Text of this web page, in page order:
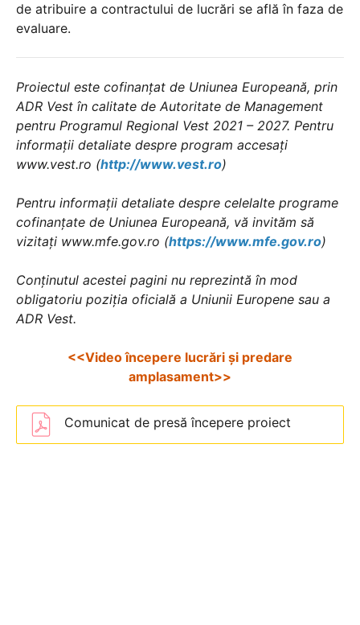
de atribuire a contractului de lucrări se află în faza de
evaluare.
Proiectul este cofinanțat de Uniunea Europeană, prin
ADR Vest în calitate de Autoritate de Management
pentru Programul Regional Vest 2021 – 2027. Pentru
informații detaliate despre program accesați
www.vest.ro (http://www.vest.ro)
Pentru informații detaliate despre celelalte programe
cofinanțate de Uniunea Europeană, vă invităm să
vizitați www.mfe.gov.ro (https://www.mfe.gov.ro)
Conținutul acestei pagini nu reprezintă în mod
obligatoriu poziția oficială a Uniunii Europene sau a
ADR Vest.
<<Video începere lucrări și predare
amplasament>>
Comunicat de presă începere proiect